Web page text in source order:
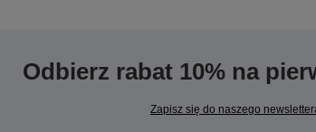
Odbierz rabat 10% na
Zapisz się do naszego